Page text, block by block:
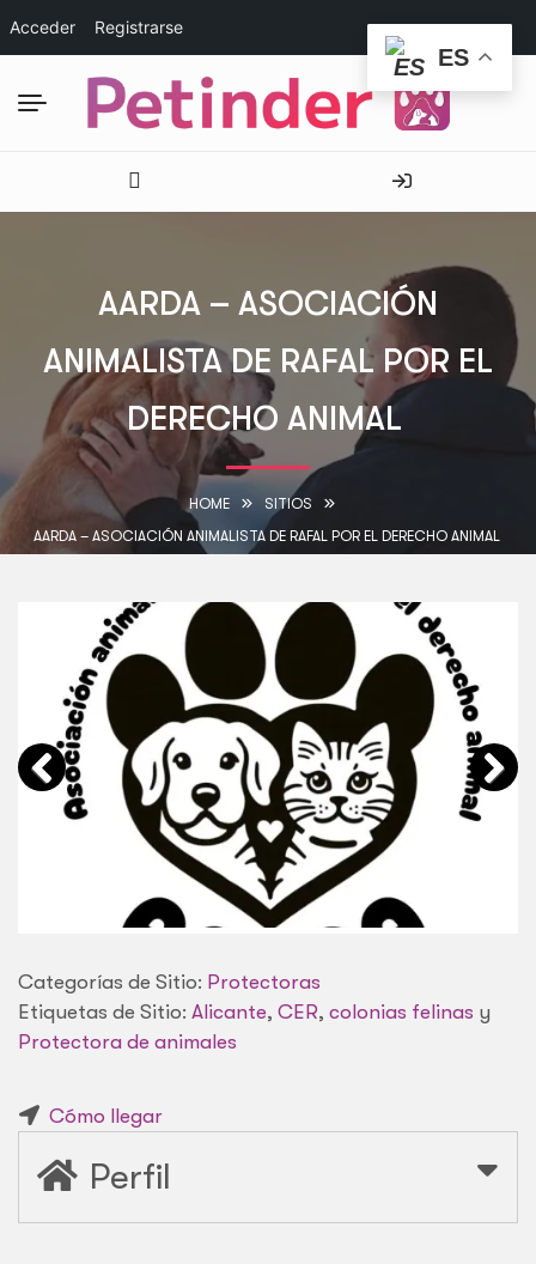
Acceder Registrarse
AARDA – ASOCIACIÓN
ANIMALISTA DE RAFAL POR EL
DERECHO ANIMAL
HOME
SITIOS
AARDA – ASOCIACIÓN ANIMALISTA DE RAFAL POR EL DERECHO ANIMAL
Categorías de Sitio: Protectoras
Etiquetas de Sitio: Alicante, CER, colonias felinas y
Protectora de animales
Cómo llegar
Perfil
ES